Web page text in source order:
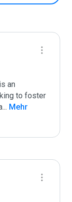
an
to foster
... Mehr